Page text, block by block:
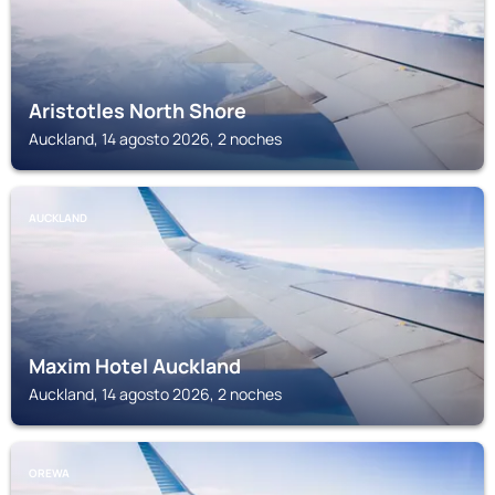
Aristotles North Shore
Auckland, 14 agosto 2026, 2 noches
AUCKLAND
Maxim Hotel Auckland
Auckland, 14 agosto 2026, 2 noches
OREWA